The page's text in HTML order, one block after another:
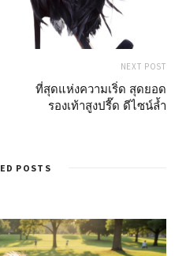
NEXT POST
ที่สุดแห่งความเริ่ด สุดยอด
รองเท้าสูงปรี๊ด ดีไซน์ล้ำ
POSTS